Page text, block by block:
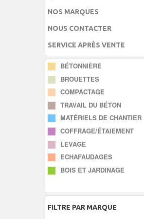
NOS MARQUES
NOUS CONTACTER
SERVICE APRÈS VENTE
BÉTONNIÈRE
BROUETTES
COMPACTAGE
TRAVAIL DU BÉTON
MATÉRIELS DE CHANTIER
COFFRAGE/ÉTAIEMENT
LEVAGE
ECHAFAUDAGES
BOIS ET JARDINAGE
FILTRE PAR MARQUE